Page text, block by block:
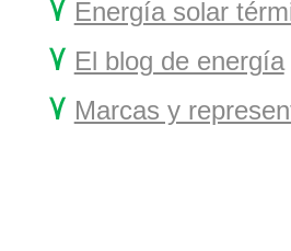
۷ Energía solar
۷ El blog de energía
۷ Marcas y